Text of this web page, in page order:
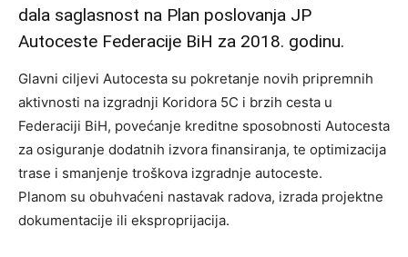
dala saglasnost na Plan poslovanja JP
Autoceste Federacije BiH za 2018. godinu.
Glavni ciljevi Autocesta su pokretanje novih pripremnih
aktivnosti na izgradnji Koridora 5C i brzih cesta u
Federaciji BiH, povećanje kreditne sposobnosti Autocesta
za osiguranje dodatnih izvora finansiranja, te optimizacija
trase i smanjenje troškova izgradnje autoceste.
Planom su obuhvaćeni nastavak radova, izrada projektne
dokumentacije ili eksproprijacija.